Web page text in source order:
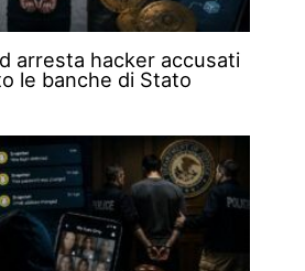
arresta hacker accusati
le banche di Stato